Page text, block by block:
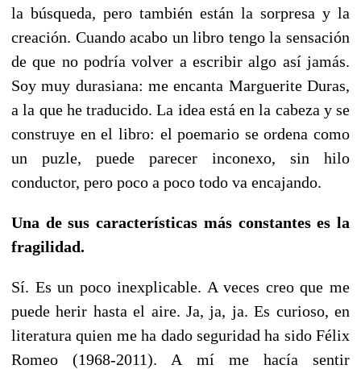
la búsqueda, pero también están la sorpresa y la
creación. Cuando acabo un libro tengo la sensación
de que no podría volver a escribir algo así jamás.
Soy muy durasiana: me encanta Marguerite Duras,
a la que he traducido. La idea está en la cabeza y se
construye en el libro: el poemario se ordena como
un puzle, puede parecer inconexo, sin hilo
conductor, pero poco a poco todo va encajando.
Una de sus características más constantes es la
fragilidad.
Sí. Es un poco inexplicable. A veces creo que me
puede herir hasta el aire. Ja, ja, ja. Es curioso, en
literatura quien me ha dado seguridad ha sido Félix
Romeo (1968-2011). A mí me hacía sentir